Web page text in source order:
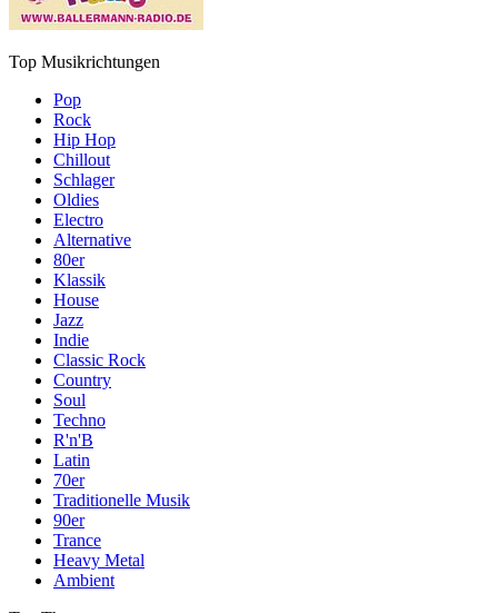
Top Musikrichtungen
Pop
Rock
Hip Hop
Chillout
Schlager
Oldies
Electro
Alternative
80er
Klassik
House
Jazz
Indie
Classic Rock
Country
Soul
Techno
R'n'B
Latin
70er
Traditionelle Musik
90er
Trance
Heavy Metal
Ambient